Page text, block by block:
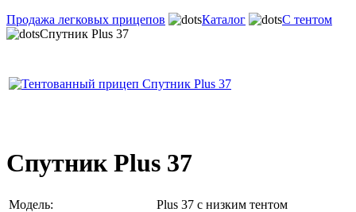
Продажа легковых прицепов
Каталог
С тентом
Спутник Plus 37
Спутник Plus 37
Модель:
Plus 37 c низким тентом